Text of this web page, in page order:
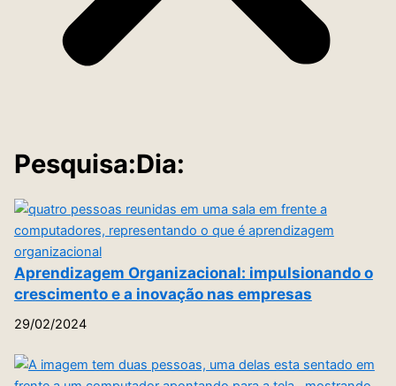
Pesquisa:Dia:
Aprendizagem Organizacional: impulsionando o
crescimento e a inovação nas empresas
29/02/2024